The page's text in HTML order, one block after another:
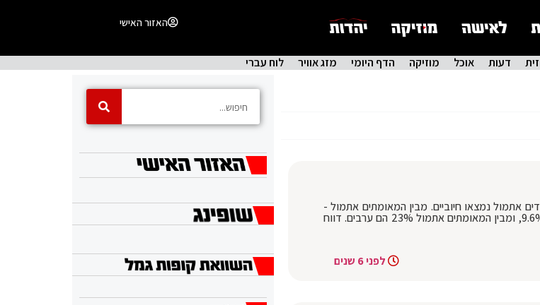
האזור האישי
דעות אוכל מוזיקה הדף היומי מזג אוויר לוח עברי
10.3% מבין הנבדקים החרדים אתמול נמצאו חיוביים. מבין המאומתים אתמול -
22% הם חרדים. במגזר הערבי שיעור החיוביים אתמול עמד על 9.6%, ומבין המאומתים אתמול 23% הם ערבים. דווח
לפני 6 שנים